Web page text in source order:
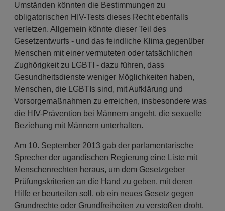
Umständen könnten die Bestimmungen zu
obligatorischen HIV-Tests dieses Recht ebenfalls
verletzen. Allgemein könnte dieser Teil des
Gesetzentwurfs - und das feindliche Klima gegenüber
Menschen mit einer vermuteten oder tatsächlichen
Zughörigkeit zu LGBTI - dazu führen, dass
Gesundheitsdienste weniger Möglichkeiten haben,
Menschen, die LGBTIs sind, mit Aufklärung und
Vorsorgemaßnahmen zu erreichen, insbesondere was
die HIV-Prävention bei Männern angeht, die sexuelle
Beziehung mit Männern unterhalten.
Am 10. September 2013 gab der parlamentarische
Sprecher der ugandischen Regierung eine Liste mit
Menschenrechten heraus, um dem Gesetzgeber
Prüfungskriterien an die Hand zu geben, mit deren
Hilfe er beurteilen soll, ob ein neues Gesetz gegen
Grundrechte oder Grundfreiheiten zu verstoßen droht.